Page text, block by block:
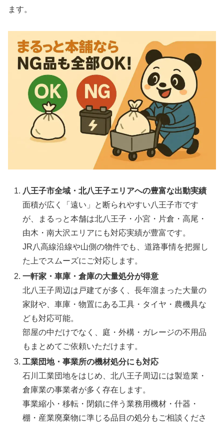
ます。
八王子市全域・北八王子エリアへの豊富な出動実績
面積が広く「遠い」と断られやすい八王子市です
が、まるっと本舗は北八王子・小宮・片倉・高尾・
由木・南大沢エリアにも対応実績が豊富です。
JR八高線沿線や山側の物件でも、道路事情を把握し
た上でスムーズにご対応します。
一軒家・車庫・倉庫の大量処分が得意
北八王子周辺は戸建てが多く、長年溜まった大量の
家財や、車庫・物置にある工具・タイヤ・農機具な
ども対応可能。
部屋の中だけでなく、庭・外構・ガレージの不用品
もまとめてご依頼いただけます。
工業団地・事業所の機材処分にも対応
石川工業団地をはじめ、北八王子周辺には製造業・
倉庫業の事業者が多く存在します。
事業縮小・移転・閉鎖に伴う業務用機材・什器・
棚・産業廃棄物に準じる品目の処分もご相談くださ